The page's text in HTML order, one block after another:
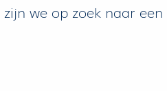
zijn we op zoek naar een